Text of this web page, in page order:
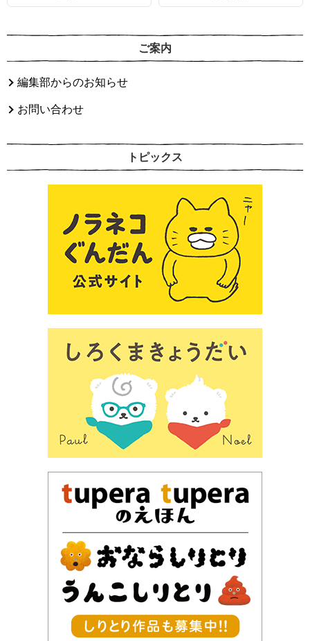
ご案内
編集部からのお知らせ
お問い合わせ
トピックス